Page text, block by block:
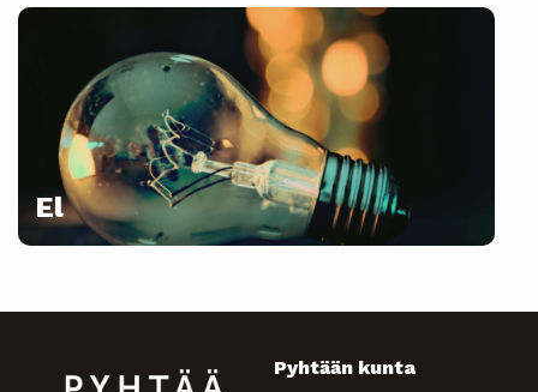
El
Pyhtään kunta